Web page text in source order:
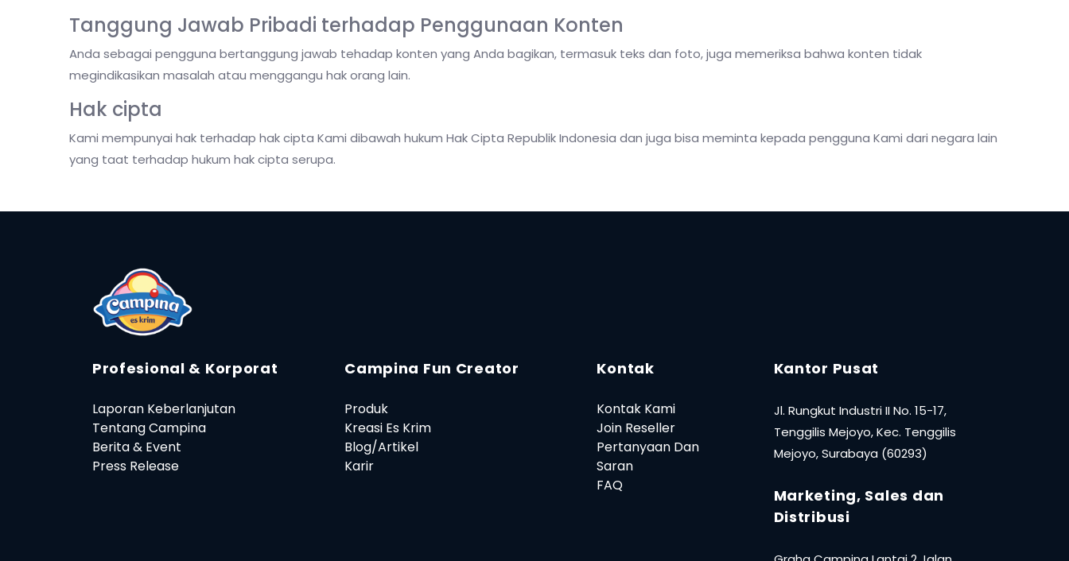
Tanggung Jawab Pribadi terhadap Penggunaan Konten
Anda sebagai pengguna bertanggung jawab tehadap konten yang Anda bagikan, termasuk teks dan foto, juga memeriksa bahwa konten tidak
megindikasikan masalah atau menggangu hak orang lain.
Hak cipta
Kami mempunyai hak terhadap hak cipta Kami dibawah hukum Hak Cipta Republik Indonesia dan juga bisa meminta kepada pengguna Kami dari negara lain
yang taat terhadap hukum hak cipta serupa.
Profesional & Korporat
Laporan Keberlanjutan
Tentang Campina
Berita & Event
Press Release
Campina Fun Creator
Produk
Kreasi Es Krim
Blog/Artikel
Karir
Kontak
Kontak Kami
Join Reseller
Pertanyaan Dan
Saran
FAQ
Kantor Pusat
Jl. Rungkut Industri II No. 15-17,
Tenggilis Mejoyo, Kec. Tenggilis
Mejoyo, Surabaya (60293)
Marketing, Sales dan
Distribusi